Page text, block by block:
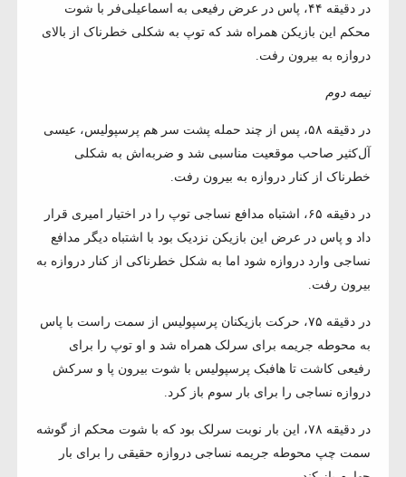
در دقیقه ۴۴، پاس در عرض رفیعی به اسماعیلی‌فر با شوت
محکم این بازیکن همراه شد که توپ به شکلی خطرناک از بالای
دروازه به بیرون رفت.
نیمه دوم
در دقیقه ۵۸، پس از چند حمله پشت سر هم پرسپولیس، عیسی
آل‌کثیر صاحب موقعیت مناسبی شد و ضربه‌اش به شکلی
خطرناک از کنار دروازه به بیرون رفت.
در دقیقه ۶۵، اشتباه مدافع نساجی توپ را در اختیار امیری قرار
داد و پاس در عرض این بازیکن نزدیک بود با اشتباه دیگر مدافع
نساجی وارد دروازه شود اما به شکل خطرناکی از کنار دروازه به
بیرون رفت.
در دقیقه ۷۵، حرکت بازیکنان پرسپولیس از سمت راست با پاس
به محوطه جریمه برای سرلک همراه شد و او توپ را برای
رفیعی کاشت تا هافبک پرسپولیس با شوت بیرون پا و سرکش
دروازه نساجی را برای بار سوم باز کرد.
در دقیقه ۷۸، این بار نوبت سرلک بود که با شوت محکم از گوشه
سمت چپ محوطه جریمه نساجی دروازه حقیقی را برای بار